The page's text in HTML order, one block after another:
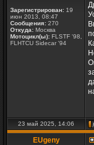
Зарегистрирован: 19
июн 2013, 08:47
Сообщения: 270
Откуда: Москва
Мотоцикл(ы): FLSTF '98,
FLHTCU Sidecar '94
23 май 2025, 14:06
EUgeny